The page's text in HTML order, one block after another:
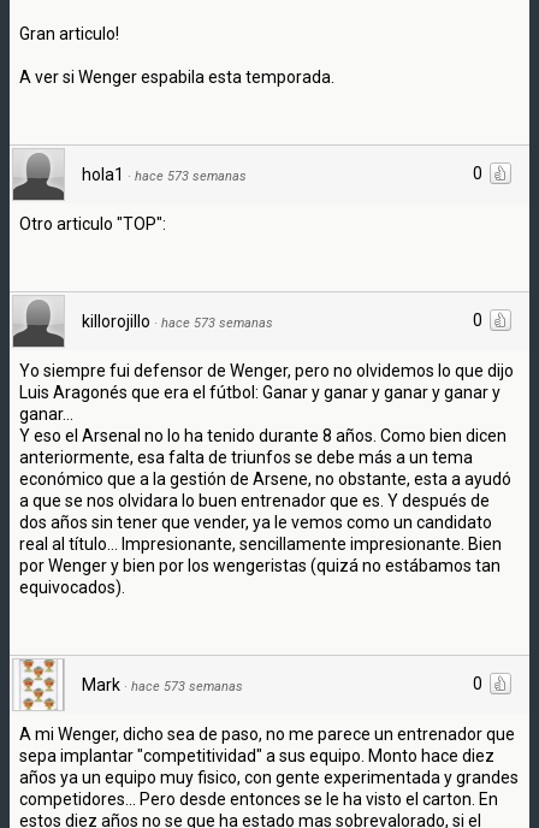
Gran articulo!
A ver si Wenger espabila esta temporada.
0
hola1 · hace 573 semanas
Otro articulo "TOP":
0
killorojillo · hace 573 semanas
Yo siempre fui defensor de Wenger, pero no olvidemos lo que dijo
Luis Aragonés que era el fútbol: Ganar y ganar y ganar y ganar y
ganar...
Y eso el Arsenal no lo ha tenido durante 8 años. Como bien dicen
anteriormente, esa falta de triunfos se debe más a un tema
económico que a la gestión de Arsene, no obstante, esta a ayudó
a que se nos olvidara lo buen entrenador que es. Y después de
dos años sin tener que vender, ya le vemos como un candidato
real al título... Impresionante, sencillamente impresionante. Bien
por Wenger y bien por los wengeristas (quizá no estábamos tan
equivocados).
0
Mark · hace 573 semanas
A mi Wenger, dicho sea de paso, no me parece un entrenador que
sepa implantar "competitividad" a sus equipo. Monto hace diez
años ya un equipo muy fisico, con gente experimentada y grandes
competidores... Pero desde entonces se le ha visto el carton. En
estos diez años no se que ha estado mas sobrevalorado, si el